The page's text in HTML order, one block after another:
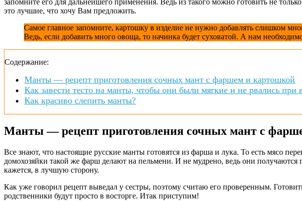
запомните его для дальнейшего применения. Ведь из такого можно готовить не
это лучшие, что хочу Вам предложить.
Самое главное запомните, картошку в изделие не нужно добавлять слишком
Ведь, если добавить много овоща, то начинка будет суховатой. А нам
Содержание:
Манты — рецепт приготовления сочных мант с фаршем и картошкой
Как завести тесто на манты, чтобы они были мягкие и не рвались при
Как красиво слепить манты?
Манты — рецепт приготовления сочных мант с
Все знают, что настоящие русские манты готовятся из фарша и лука. То есть мясо
домохозяйки такой же фарш делают на пельмени. И не мудрено, ведь они
кажется, в лучшую сторону.
Как уже говорил рецепт выведал у сестры, поэтому считаю его проверенным.
родственники будут просто в восторге. Итак приступим!